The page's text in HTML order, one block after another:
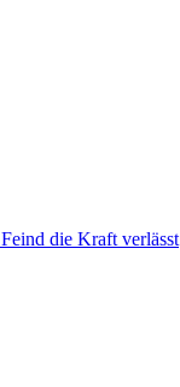
die Kraft verlässt